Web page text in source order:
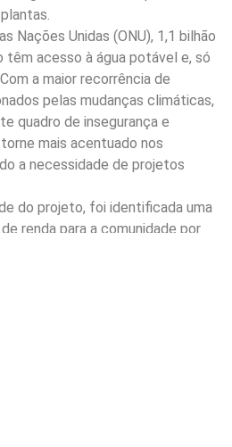
Nações Unidas (ONU), 1,1 bilhão
têm acesso à água potável e, só
a maior recorrência de
pelas mudanças climáticas,
quadro de insegurança e
mais acentuado nos
a necessidade de projetos
do projeto, foi identificada uma
renda para a comunidade por